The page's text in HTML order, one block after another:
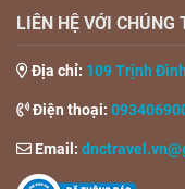
LIÊN HỆ VỚI CHÚNG
Địa chỉ: 109 Trịnh
Điện thoại:
Email: